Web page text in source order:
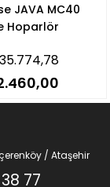
JAVA MC40
Hoparlör
/ Ataşehir
77